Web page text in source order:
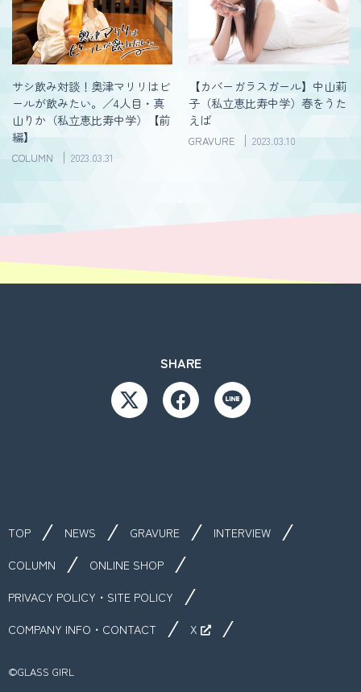
サシ飲み対談！奥津マリリはビ
ールが飲みたい。／4人目・真
山りか（私立恵比寿中学）【前
編】
COLUMN 2023.03.31
【カバーガラスガール】中山莉
子（私立恵比寿中学）春をうた
えば
GRAVURE 2023.03.10
SHARE
TOP NEWS GRAVURE
INTERVIEW
COLUMN
ONLINE SHOP
PRIVACY POLICY・SITE POLICY
COMPANY INFO・CONTACT
X
©︎GLASS GIRL